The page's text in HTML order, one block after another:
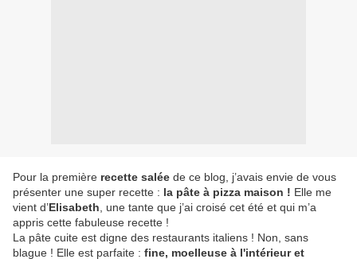
Pour la première recette salée de ce blog, j’avais envie de vous
présenter une super recette : la pâte à pizza maison ! Elle me
vient d’Elisabeth , une tante que j’ai croisé cet été et qui m’a
appris cette fabuleuse recette !
La pâte cuite est digne des restaurants italiens ! Non, sans
blague ! Elle est parfaite : fine, moelleuse à l'intérieur et